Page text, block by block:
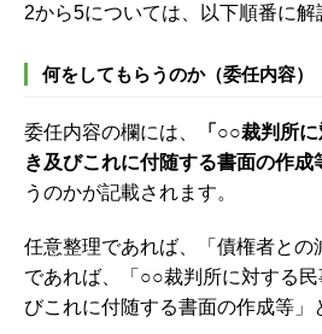
2から5については、以下順番に解
何をしてもらうのか（委任内容）
委任内容の欄には、
「○○裁判所
き及びこれに付随する書面の作成
うのかが記載されます。
任意整理であれば、「債権者との
であれば、「○○裁判所に対する
びこれに付随する書面の作成等」